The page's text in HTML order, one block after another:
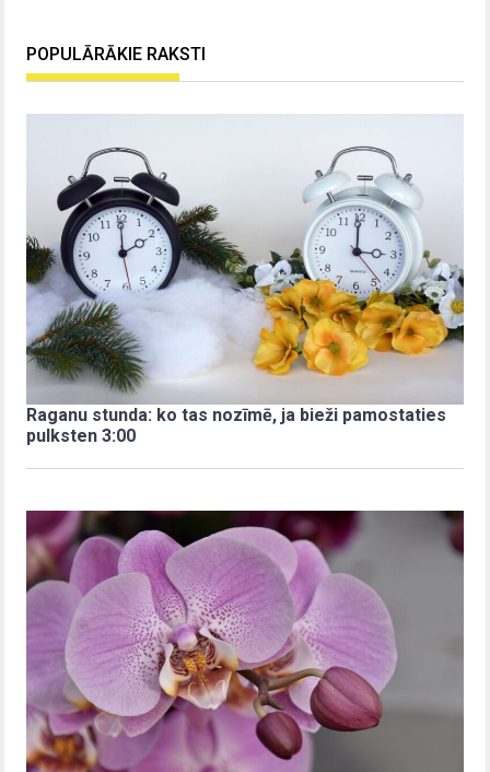
POPULĀRĀKIE RAKSTI
Raganu stunda: ko tas nozīmē, ja bieži pamostaties
pulksten 3:00